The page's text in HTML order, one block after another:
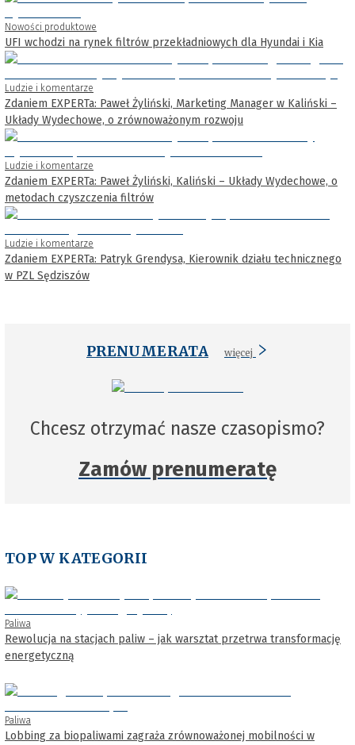
Nowości produktowe
UFI wchodzi na rynek filtrów przekładniowych dla Hyundai i Kia
Ludzie i komentarze
Zdaniem EXPERTa: Paweł Żyliński, Marketing Manager w Kaliński –
Układy Wydechowe, o zrównoważonym rozwoju
Ludzie i komentarze
Zdaniem EXPERTa: Paweł Żyliński, Kaliński – Układy Wydechowe, o
metodach czyszczenia filtrów
Ludzie i komentarze
Zdaniem EXPERTa: Patryk Grendysa, Kierownik działu technicznego
w PZL Sędziszów
PRENUMERATA więcej
Chcesz otrzymać nasze czasopismo?
Zamów prenumeratę
TOP W KATEGORII
Paliwa
Rewolucja na stacjach paliw – jak warsztat przetrwa transformację
energetyczną
Paliwa
Lobbing za biopaliwami zagraża zrównoważonej mobilności w